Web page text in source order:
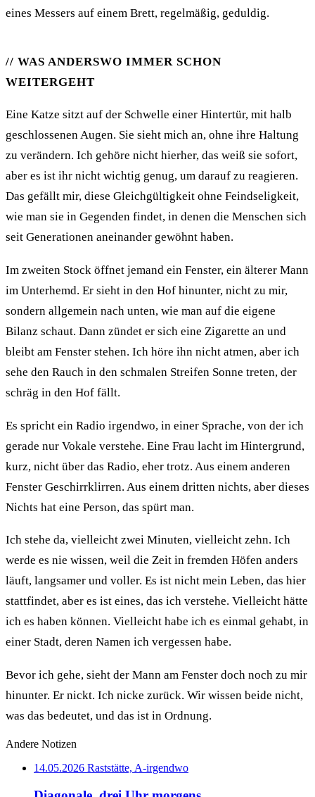
eines Messers auf einem Brett, regelmäßig, geduldig.
WAS ANDERSWO IMMER SCHON
WEITERGEHT
Eine Katze sitzt auf der Schwelle einer Hintertür, mit halb
geschlossenen Augen. Sie sieht mich an, ohne ihre Haltung
zu verändern. Ich gehöre nicht hierher, das weiß sie sofort,
aber es ist ihr nicht wichtig genug, um darauf zu reagieren.
Das gefällt mir, diese Gleichgültigkeit ohne Feindseligkeit,
wie man sie in Gegenden findet, in denen die Menschen sich
seit Generationen aneinander gewöhnt haben.
Im zweiten Stock öffnet jemand ein Fenster, ein älterer Mann
im Unterhemd. Er sieht in den Hof hinunter, nicht zu mir,
sondern allgemein nach unten, wie man auf die eigene
Bilanz schaut. Dann zündet er sich eine Zigarette an und
bleibt am Fenster stehen. Ich höre ihn nicht atmen, aber ich
sehe den Rauch in den schmalen Streifen Sonne treten, der
schräg in den Hof fällt.
Es spricht ein Radio irgendwo, in einer Sprache, von der ich
gerade nur Vokale verstehe. Eine Frau lacht im Hintergrund,
kurz, nicht über das Radio, eher trotz. Aus einem anderen
Fenster Geschirrklirren. Aus einem dritten nichts, aber dieses
Nichts hat eine Person, das spürt man.
Ich stehe da, vielleicht zwei Minuten, vielleicht zehn. Ich
werde es nie wissen, weil die Zeit in fremden Höfen anders
läuft, langsamer und voller. Es ist nicht mein Leben, das hier
stattfindet, aber es ist eines, das ich verstehe. Vielleicht hätte
ich es haben können. Vielleicht habe ich es einmal gehabt, in
einer Stadt, deren Namen ich vergessen habe.
Bevor ich gehe, sieht der Mann am Fenster doch noch zu mir
hinunter. Er nickt. Ich nicke zurück. Wir wissen beide nicht,
was das bedeutet, und das ist in Ordnung.
Andere Notizen
14.05.2026 Raststätte, A-irgendwo